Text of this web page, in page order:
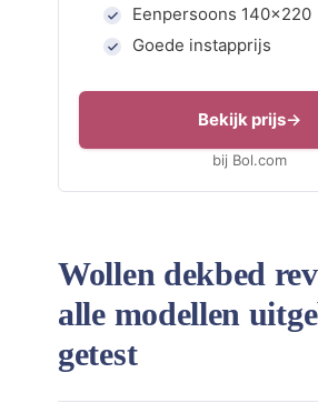
Eenpersoons 140×220
Goede instapprijs
Bekijk prijs
bij Bol.com
Wollen dekbed
alle modellen
getest